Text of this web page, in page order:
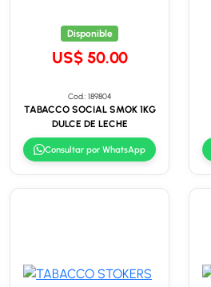
Disponible
US$ 50.00
Cod.: 189804
TABACCO SOCIAL SMOK 1KG
DULCE DE LECHE
Consultar por WhatsApp